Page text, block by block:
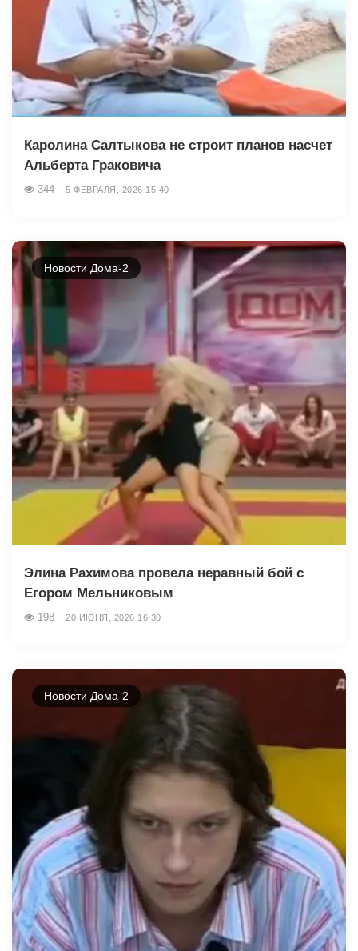
Каролина Салтыкова не строит планов насчет
Альберта Граковича
344 5 ФЕВРАЛЯ, 2026 15:40
Новости Дома-2
Элина Рахимова провела неравный бой с
Егором Мельниковым
198 20 ИЮНЯ, 2026 16:30
Новости Дома-2